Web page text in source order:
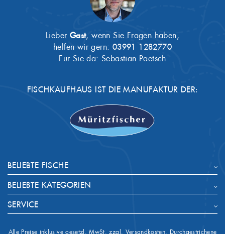
Lieber Gast, wenn Sie Fragen haben,
helfen wir gern: 03991 1282770
Für Sie da: Sebastian Paetsch
FISCHKAUFHAUS IST DIE MANUFAKTUR DER:
BELIEBTE FISCHE
BELIEBTE KATEGORIEN
SERVICE
Alle Preise inklusive gesetzl. MwSt. zzgl. Versandkosten. Durchgestrichene